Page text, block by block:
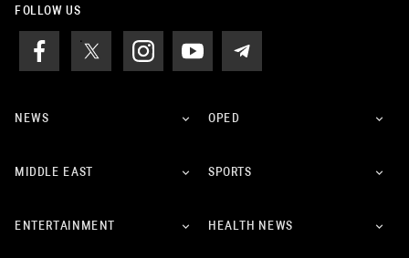
FOLLOW US
NEWS OPED
MIDDLE EAST SPORTS
ENTERTAINMENT HEALTH NEWS